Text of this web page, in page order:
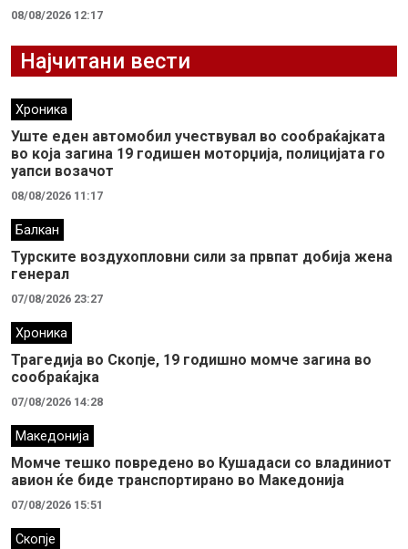
08/08/2026 12:17
Најчитани вести
Хроника
Уште еден автомобил учествувал во сообраќајката
во која загина 19 годишен моторџија, полицијата го
уапси возачот
08/08/2026 11:17
Балкан
Турските воздухопловни сили за првпат добија жена
генерал
07/08/2026 23:27
Хроника
Трагедија во Скопје, 19 годишно момче загина во
сообраќајка
07/08/2026 14:28
Македонија
Момче тешко повредено во Кушадаси со владиниот
авион ќе биде транспортирано во Македонија
07/08/2026 15:51
Скопје